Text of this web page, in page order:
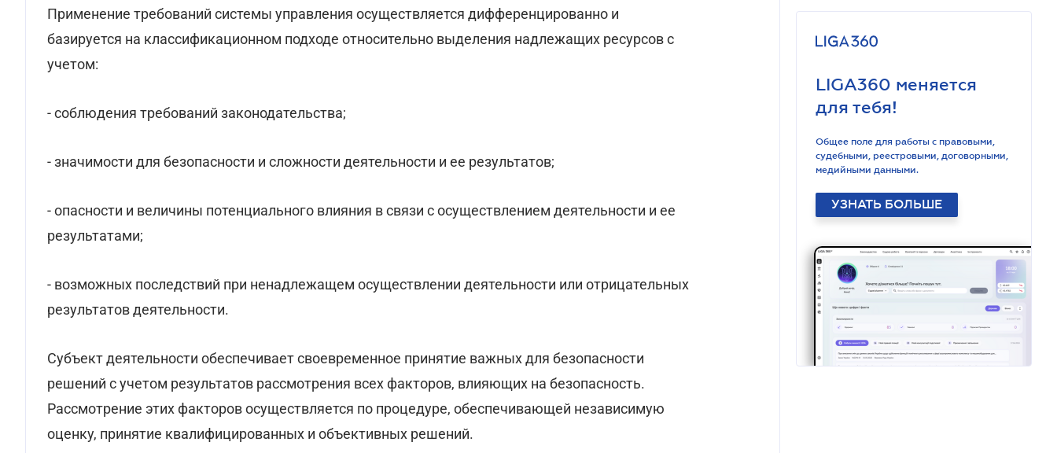
Применение требований системы управления осуществляется дифференцированно и
базируется на классификационном подходе относительно выделения надлежащих ресурсов с
учетом:
- соблюдения требований законодательства;
- значимости для безопасности и сложности деятельности и ее результатов;
- опасности и величины потенциального влияния в связи с осуществлением деятельности и ее
результатами;
- возможных последствий при ненадлежащем осуществлении деятельности или отрицательных
результатов деятельности.
Субъект деятельности обеспечивает своевременное принятие важных для безопасности
решений с учетом результатов рассмотрения всех факторов, влияющих на безопасность.
Рассмотрение этих факторов осуществляется по процедуре, обеспечивающей независимую
оценку, принятие квалифицированных и объективных решений.
LIGA360 меняется
для тебя!
Общее поле для работы с правовыми,
судебными, реестровыми, договорными,
медийными данными.
УЗНАТЬ БОЛЬШЕ